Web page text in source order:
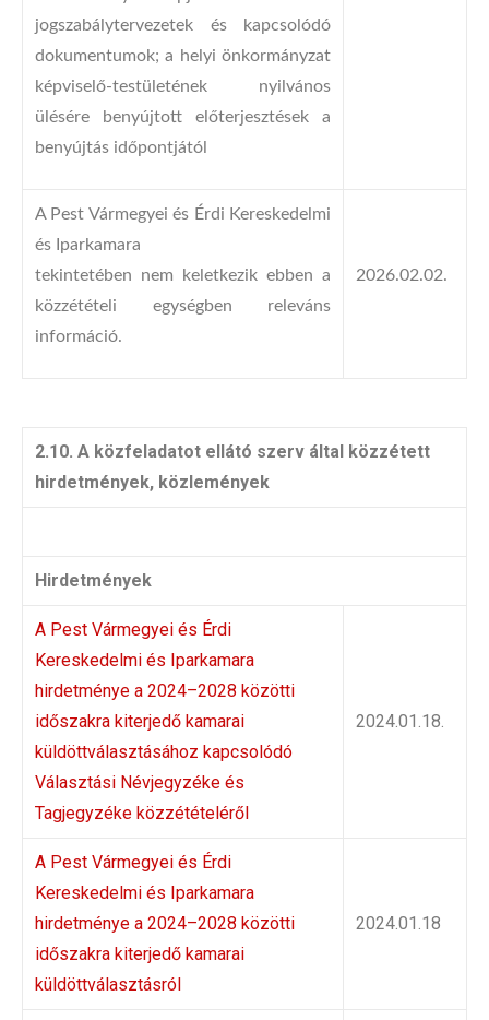
jogszabálytervezetek és kapcsolódó
dokumentumok; a helyi önkormányzat
képviselő-testületének nyilvános
ülésére benyújtott előterjesztések a
benyújtás időpontjától
A Pest Vármegyei és Érdi Kereskedelmi
és Iparkamara
tekintetében nem keletkezik ebben a
közzétételi egységben releváns
információ.
2026.02.02.
2.10. A közfeladatot ellátó szerv által közzétett
hirdetmények, közlemények
Hirdetmények
A Pest Vármegyei és Érdi
Kereskedelmi és Iparkamara
hirdetménye a 2024–2028 közötti
időszakra kiterjedő kamarai
küldöttválasztásához kapcsolódó
Választási Névjegyzéke és
Tagjegyzéke közzétételéről
2024.01.18.
A Pest Vármegyei és Érdi
Kereskedelmi és Iparkamara
hirdetménye a 2024–2028 közötti
időszakra kiterjedő kamarai
küldöttválasztásról
2024.01.18